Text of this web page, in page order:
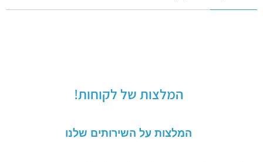
המלצות של לקוחות!
המלצות על השירותים שלנו